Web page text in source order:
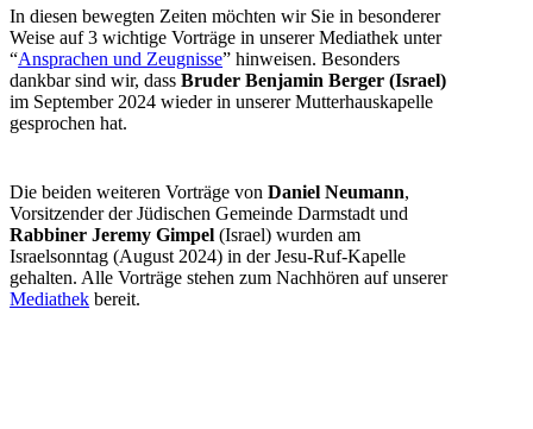
In diesen bewegten Zeiten möchten wir Sie in besonderer
Weise auf 3 wichtige Vorträge in unserer Mediathek unter
“Ansprachen und Zeugnisse” hinweisen. Besonders
dankbar sind wir, dass Bruder Benjamin Berger (Israel)
im September 2024 wieder in unserer Mutterhauskapelle
gesprochen hat.
Die beiden weiteren Vorträge vonDaniel Neumann,
Vorsitzender der Jüdischen Gemeinde Darmstadt und
Rabbiner Jeremy Gimpel (Israel) wurden am
Israelsonntag (August 2024) in der Jesu-Ruf-Kapelle
gehalten. Alle Vorträge stehen zum Nachhören auf unserer
Mediathek bereit.